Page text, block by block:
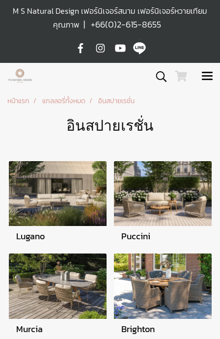
M S Natural Design เฟอร์นิเจอร์สนาม เฟอร์นิเจอร์หวายเทียม
คุณภาพ | +66(0)2-615-8655
หน้าแรก แกลลอรี่ทั้งหมด อินสปายเรชั่น
อินสปายเรชั่น
Lugano Puccini
Murcia Brighton